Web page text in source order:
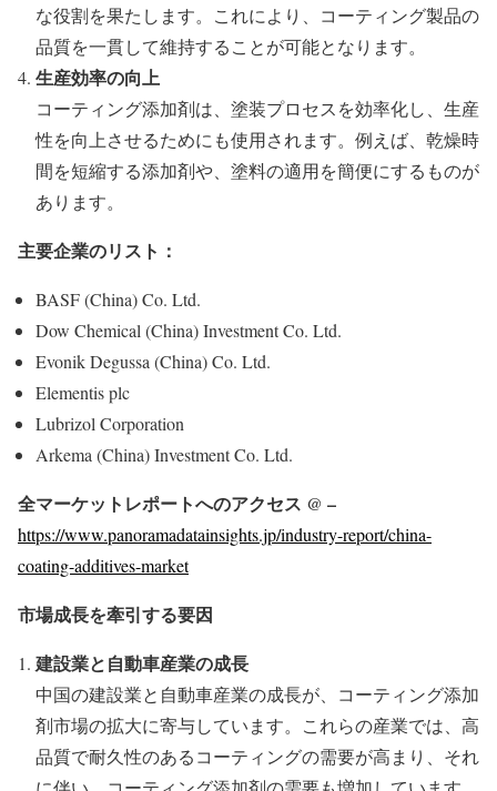
な役割を果たします。これにより、コーティング製品の
品質を一貫して維持することが可能となります。
生産効率の向上
コーティング添加剤は、塗装プロセスを効率化し、生産
性を向上させるためにも使用されます。例えば、乾燥時
間を短縮する添加剤や、塗料の適用を簡便にするものが
あります。
主要企業のリスト：
BASF (China) Co. Ltd.
Dow Chemical (China) Investment Co. Ltd.
Evonik Degussa (China) Co. Ltd.
Elementis plc
Lubrizol Corporation
Arkema (China) Investment Co. Ltd.
全マーケットレポートへのアクセス @ –
https://www.panoramadatainsights.jp/industry-report/china-
coating-additives-market
市場成長を牽引する要因
建設業と自動車産業の成長
中国の建設業と自動車産業の成長が、コーティング添加
剤市場の拡大に寄与しています。これらの産業では、高
品質で耐久性のあるコーティングの需要が高まり、それ